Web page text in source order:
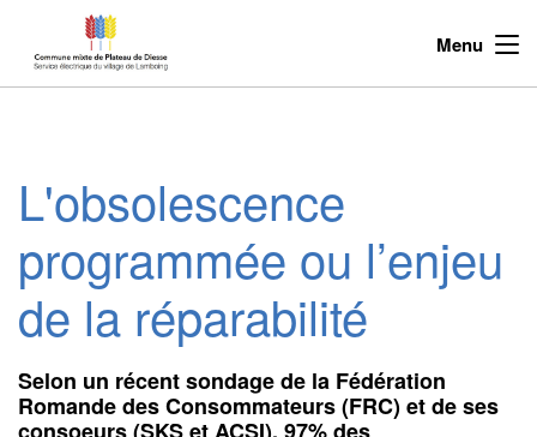
Menu
L'obsolescence
programmée ou l’enjeu
de la réparabilité
Selon un récent sondage de la Fédération
Romande des Consommateurs (FRC) et de ses